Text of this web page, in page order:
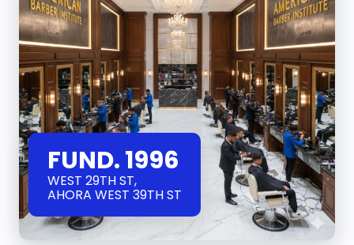
FUND. 1996
WEST 29TH ST,
AHORA WEST 39TH ST